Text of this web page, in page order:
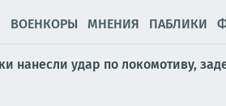
ВОЕНКОРЫ МНЕНИЯ ПАБЛИКИ
нанесли удар по локомотиву,